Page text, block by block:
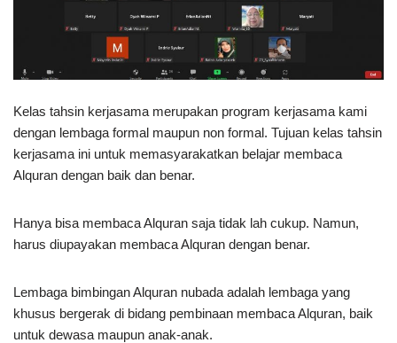
Kelas tahsin kerjasama merupakan program kerjasama kami
dengan lembaga formal maupun non formal. Tujuan kelas tahsin
kerjasama ini untuk memasyarakatkan belajar membaca
Alquran dengan baik dan benar.
Hanya bisa membaca Alquran saja tidak lah cukup. Namun,
harus diupayakan membaca Alquran dengan benar.
Lembaga bimbingan Alquran nubada adalah lembaga yang
khusus bergerak di bidang pembinaan membaca Alquran, baik
untuk dewasa maupun anak-anak.